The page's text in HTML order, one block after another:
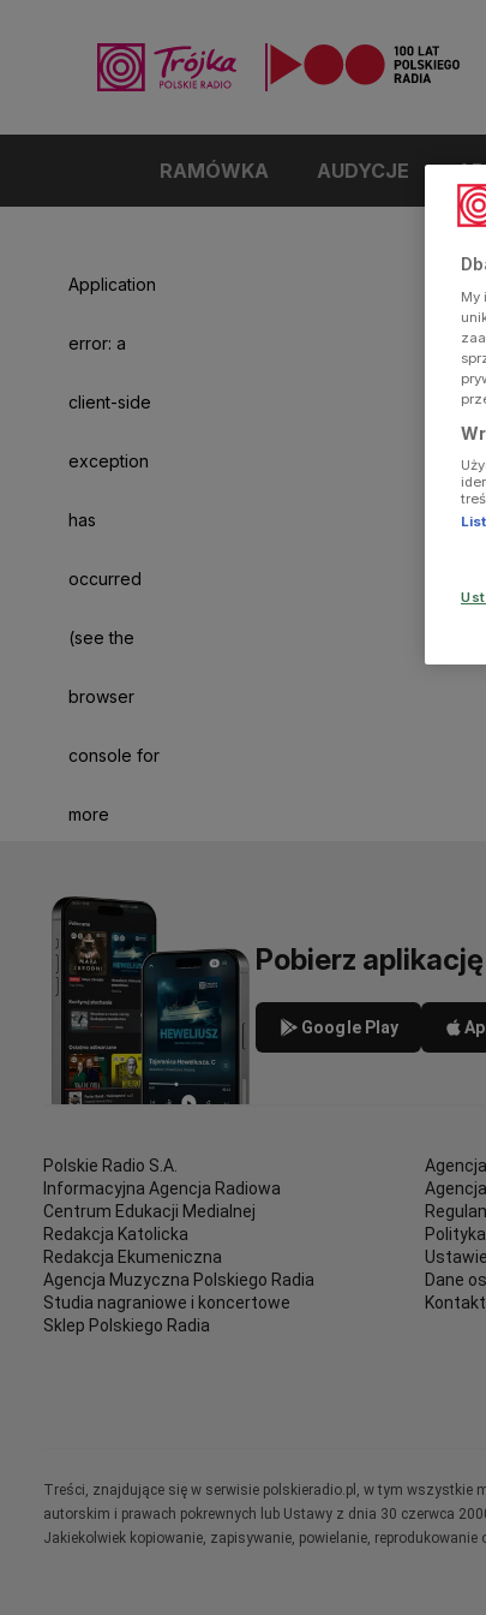
RAMÓWKA AUDYCJE
Application
error: a
client-side
exception
has
occurred
(see the
browser
console for
more
Pobierz
Google Play
Polskie Radio S.A.
Informacyjna Agencja Radiowa
Centrum Edukacji Medialnej
Redakcja Katolicka
Redakcja Ekumeniczna
Agencja Muzyczna Polskiego Radia
Studia nagraniowe i koncertowe
Sklep Polskiego Radia
Dane
Kontakt
Treści, znajdujące się w serwisie polskieradio.pl, w tym wszystkie
autorskim i prawach pokrewnych lub Ustawy z dnia 30 czerwca
Jakiekolwiek kopiowanie, zapisywanie, powielanie,
My